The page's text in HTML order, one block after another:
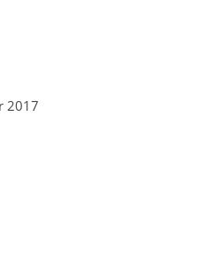
2017